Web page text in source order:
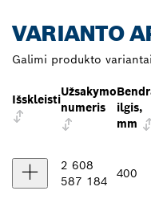
VARIANTO
Galimi produkto
Išskleisti
Užsakymo
numeris
ilgis,
mm
2 608
587 184
400